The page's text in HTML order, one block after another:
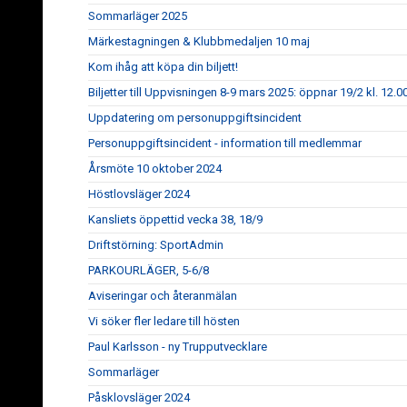
Sommarläger 2025
Märkestagningen & Klubbmedaljen 10 maj
Kom ihåg att köpa din biljett!
Biljetter till Uppvisningen 8-9 mars 2025: öppnar 19/2 kl.
Uppdatering om personuppgiftsincident
Personuppgiftsincident - information till medlemmar
Årsmöte 10 oktober 2024
Höstlovsläger 2024
Kansliets öppettid vecka 38, 18/9
Driftstörning: SportAdmin
PARKOURLÄGER, 5-6/8
Aviseringar och återanmälan
Vi söker fler ledare till hösten
Paul Karlsson - ny Trupputvecklare
Sommarläger
Påsklovsläger 2024